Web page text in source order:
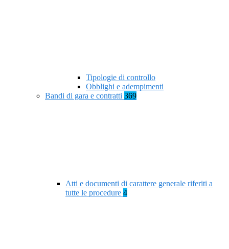
Tipologie di controllo
Obblighi e adempimenti
Bandi di gara e contratti 369
Atti e documenti di carattere generale riferiti a
tutte le procedure 4